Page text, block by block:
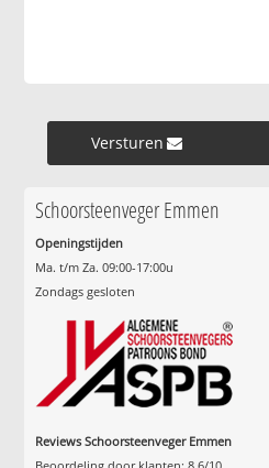
Versturen »
Schoorsteenveger Emmen
Openingstijden
Ma. t/m Za. 09:00-17:00u
Zondags gesloten
Reviews Schoorsteenveger Emmen